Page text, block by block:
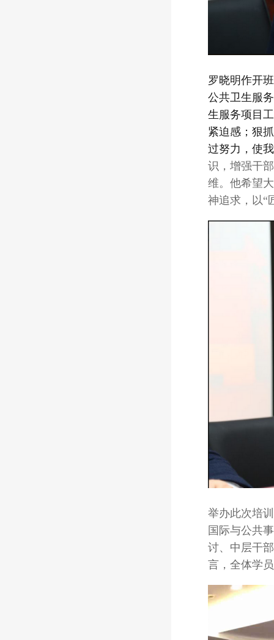
罗晓明作开
公共卫生服
生服务项目
紧迫感；狠
过努力，使
识，增强干
维。他希望
神追求，以“
举办此次培
国际与公共
讨、 中层干
言，全体学